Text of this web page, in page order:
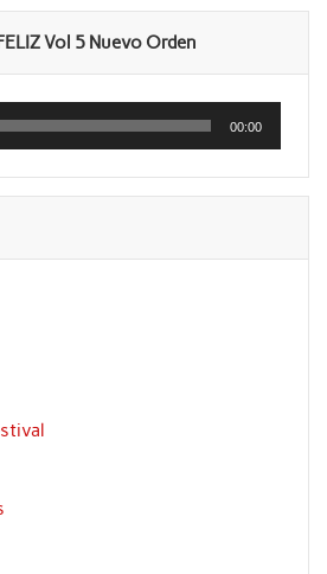
Vol 5 Nuevo Orden
00:00